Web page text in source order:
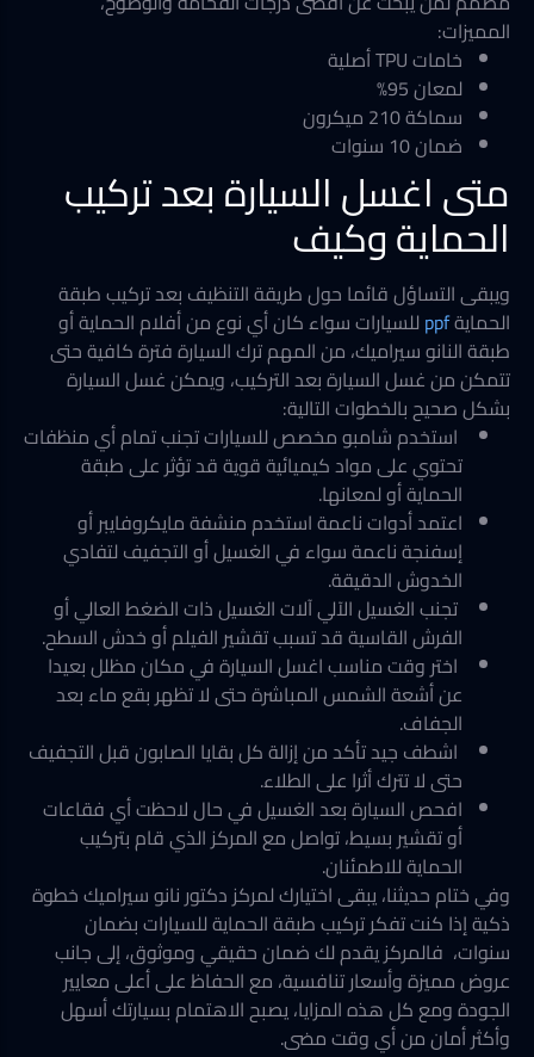
المميزات:
خامات TPU أصلية
لمعان 95%
سماكة 210 ميكرون
ضمان 10 سنوات
متى اغسل السيارة بعد تركيب
الحماية وكيف
ويبقى التساؤل قائما حول طريقة التنظيف بعد تركيب طبقة
الحمايةppfللسيارات سواء كان أي نوع من أفلام الحماية أو
طبقة النانو سيراميك، من المهم ترك السيارة فترة كافية حتى
تتمكن من غسل السيارة بعد التركيب، ويمكن غسل السيارة
بشكل صحيح بالخطوات التالية:
استخدم شامبو مخصص للسيارات تجنب تمام أي منظفات
تحتوي على مواد كيميائية قوية قد تؤثر على طبقة
الحماية أو لمعانها.
اعتمد أدوات ناعمة استخدم منشفة مايكروفايبر أو
إسفنجة ناعمة سواء في الغسيل أو التجفيف لتفادي
الخدوش الدقيقة.
تجنب الغسيل الآلي آلات الغسيل ذات الضغط العالي أو
الفرش القاسية قد تسبب تقشير الفيلم أو خدش السطح.
اختر وقت مناسب اغسل السيارة في مكان مظلل بعيدا
عن أشعة الشمس المباشرة حتى لا تظهر بقع ماء بعد
الجفاف.
اشطف جيد تأكد من إزالة كل بقايا الصابون قبل التجفيف
حتى لا تترك أثرا على الطلاء.
افحص السيارة بعد الغسيل في حال لاحظت أي فقاعات
أو تقشير بسيط، تواصل مع المركز الذي قام بتركيب
الحماية للاطمئنان.
وفي ختام حديثنا، يبقى اختيارك لمركز دكتور نانو سيراميك خطوة
ذكية إذا كنت تفكر تركيب طبقة الحماية للسيارات بضمان
سنوات، فالمركز يقدم لك ضمان حقيقي وموثوق، إلى جانب
عروض مميزة وأسعار تنافسية، مع الحفاظ على أعلى معايير
الجودة ومع كل هذه المزايا، يصبح الاهتمام بسيارتك أسهل
وأكثر أمان من أي وقت مضى.